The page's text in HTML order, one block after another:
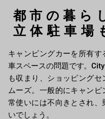
都市の暮ら
立体駐車場
キャンピングカーを所有
車スペースの問題です。
も収まり、ショッピング
ムーズ。一般的にキャン
常使いには不向きとされ
いでしょう。